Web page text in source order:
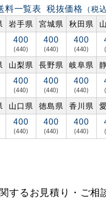
料一覧表 税抜価格 （税
岩手県 宮城県 秋田県
400
(440)
400
(440)
400
(440)
山梨県 長野県 岐阜県
400
(440)
400
(440)
400
(440)
山口県 徳島県 香川県
400
(440)
400
(440)
400
(440)
するお見積り・ご相